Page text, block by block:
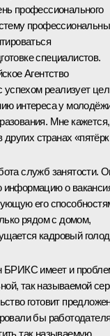
профессионального
специалистов.
Агентство
успехом реализует
интереса у
Мне кажется,
странах
служб занятости.
информацию о
его
рядом с домом,
кадровый
БРИКС имеет и
так называемой
готовит
бы
так называемую